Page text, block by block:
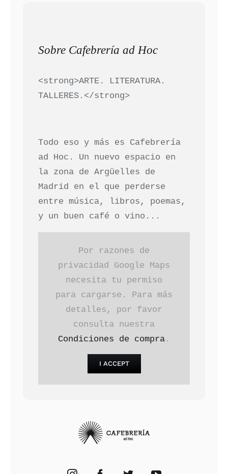
Sobre Cafebrería ad Hoc
<strong>ARTE. LITERATURA.
TALLERES.</strong>
Todo eso y más es Cafebrería
ad Hoc. Un nuevo espacio en
la zona de Argüelles de
Madrid en el que perderse
entre música, libros, poemas,
y un buen café o vino...
Por razones de
privacidad Google Maps
necesita tu permiso
para cargarse. Para más
detalles, por favor
consulta nuestra
Condiciones de compra .
I ACCEPT